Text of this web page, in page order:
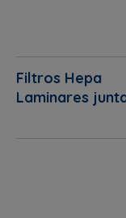
Filtros Hepa
Laminares